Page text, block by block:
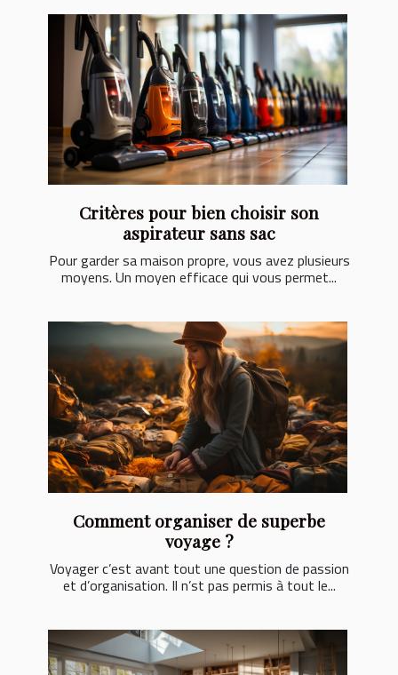
Critères pour bien choisir son
aspirateur sans sac
Pour garder sa maison propre, vous avez plusieurs
moyens. Un moyen efficace qui vous permet...
Comment organiser de superbe
voyage ?
Voyager c’est avant tout une question de passion
et d’organisation. Il n’st pas permis à tout le...